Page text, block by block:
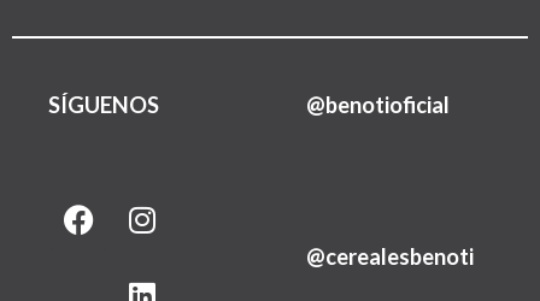
SÍGUENOS @benotioficial
F
a
I
n
t
L
i
k
@cerealesbenoti